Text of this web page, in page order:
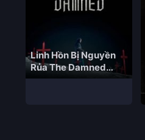
Linh Hồn Bị Nguyền
Rủa The Damned
Vietsub – HD Anh